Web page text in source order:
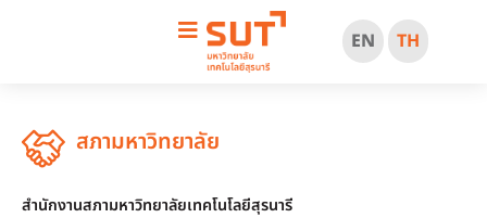
EN TH
สภามหาวิทยาลัย
สำนักงานสภามหาวิทยาลัยเทคโนโลยีสุรนารี